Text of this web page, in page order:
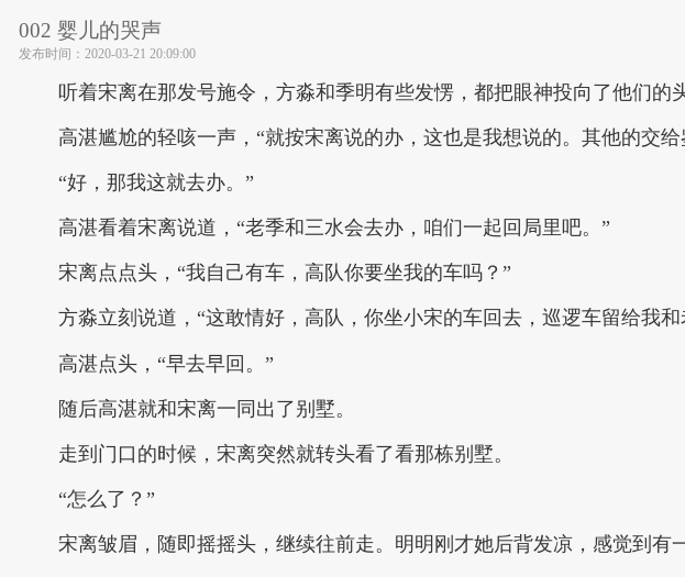
002 婴儿的哭声
发布时间： 2020-03-21 20:09:00
听着宋离在那发号施令，方淼和季明有些发愣，都把眼神投向了他们的
高湛尴尬的轻咳一声，“就按宋离说的办，这也是我想说的。其他的交
“好，那我这就去办。”
高湛看着宋离说道，“老季和三水会去办，咱们一起回局里吧。”
宋离点点头，“我自己有车，高队你要坐我的车吗？”
方淼立刻说道，“这敢情好，高队，你坐小宋的车回去，巡逻车留给我和
高湛点头，“早去早回。”
随后高湛就和宋离一同出了别墅。
走到门口的时候，宋离突然就转头看了看那栋别墅。
“怎么了？”
宋离皱眉，随即摇摇头，继续往前走。明明刚才她后背发凉，感觉到有